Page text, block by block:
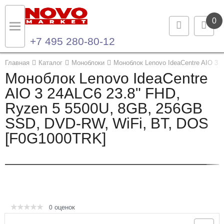
0
+7 495 280-80-12
Главная Каталог Моноблоки Моноблок Lenovo IdeaCentre AIO 3
Моноблок Lenovo IdeaCentre
AIO 3 24ALC6 23.8" FHD,
Ryzen 5 5500U, 8GB, 256GB
SSD, DVD-RW, WiFi, BT, DOS
[F0G1000TRK]
0 оценок
Назад
Каталог продукции
Ноутбуки и ультрабуки
Компьютеры
Назад
Контакты
Контактная информация